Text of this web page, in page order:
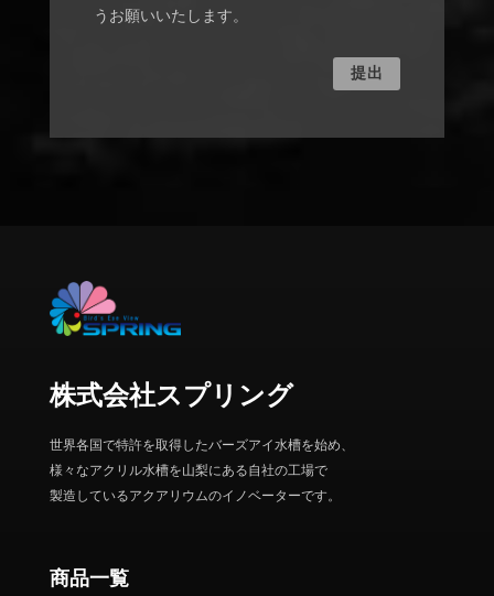
うお願いいたします。
株式会社スプリング
世界各国で特許を取得したバーズアイ水槽を始め、
様々なアクリル水槽を山梨にある自社の工場で
製造しているアクアリウムのイノベーターです。
商品一覧